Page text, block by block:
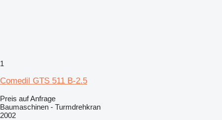
1
Comedil GTS 511 B-2.5
Preis auf Anfrage
Baumaschinen - Turmdrehkran
2002